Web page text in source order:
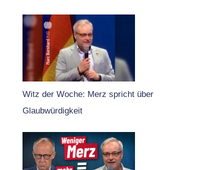
Witz der Woche: Merz spricht über
Glaubwürdigkeit